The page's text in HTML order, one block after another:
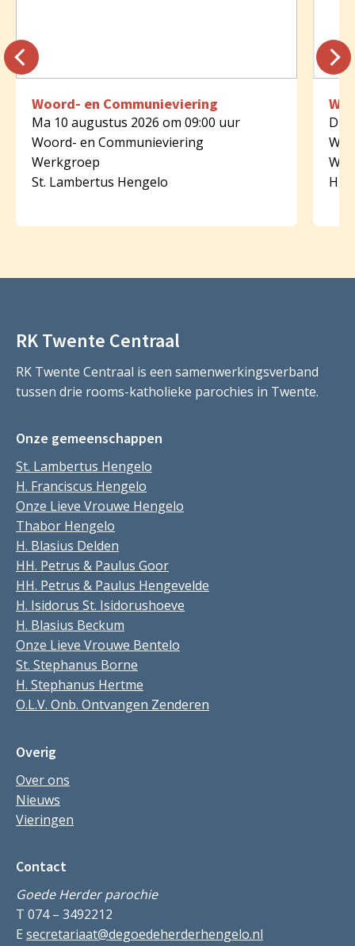
Woord- en Communieviering
Ma 10 augustus 2026 om 09:00 uur
Woord- en Communieviering
Werkgroep
St. Lambertus Hengelo
Di
RK Twente Centraal
RK Twente Centraal is een samenwerkingsverband
tussen drie rooms-katholieke parochies in Twente.
Onze gemeenschappen
St. Lambertus Hengelo
H. Franciscus Hengelo
Onze Lieve Vrouwe Hengelo
Thabor Hengelo
H. Blasius Delden
HH. Petrus & Paulus Goor
HH. Petrus & Paulus Hengevelde
H. Isidorus St. Isidorushoeve
H. Blasius Beckum
Onze Lieve Vrouwe Bentelo
St. Stephanus Borne
H. Stephanus Hertme
O.L.V. Onb. Ontvangen Zenderen
Overig
Over ons
Nieuws
Vieringen
Contact
Goede Herder parochie
T 074 – 3492212
E secretariaat@degoedeherderhengelo.nl